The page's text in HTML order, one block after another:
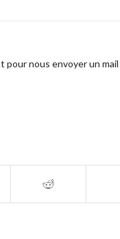
nous envoyer un mail